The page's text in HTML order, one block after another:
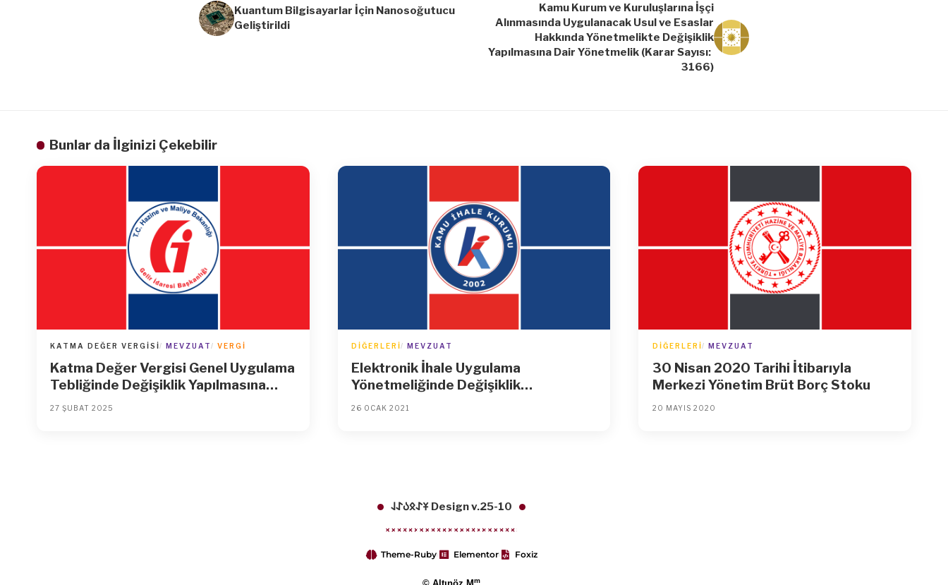
Kuantum Bilgisayarlar İçin Nanosoğutucu
Geliştirildi
Kamu Kurum ve Kuruluşlarına İşçi
Alınmasında Uygulanacak Usul ve Esaslar
Hakkında Yönetmelikte Değişiklik
Yapılmasına Dair Yönetmelik (Karar Sayısı:
3166)
Bunlar da İlginizi Çekebilir
KATMA DEĞER VERGISI MEVZUAT VERGI
Katma Değer Vergisi Genel Uygulama
Tebliğinde Değişiklik Yapılmasına
Dair Tebliğ (Seri No: 54)
27 ŞUBAT 2025
DIĞERLERI MEVZUAT
Elektronik İhale Uygulama
Yönetmeliğinde Değişiklik
Yapılmasına Dair Yönetmelik
26 OCAK 2021
DIĞERLERI MEVZUAT
30 Nisan 2020 Tarihi İtibarıyla
Merkezi Yönetim Brüt Borç Stoku
20 MAYIS 2020
𐱁𐰀𐰋𐰉𐰀𐰞 Design v.25-10
Theme-Ruby Elementor Foxiz
m